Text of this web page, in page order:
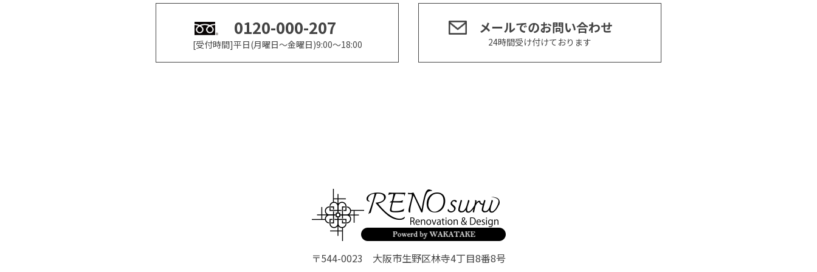
0120-000-207
[受付時間]平日(月曜日～金曜日)9:00～18:00
メールでのお問い合わせ
24時間受け付けております
〒544-0023 大阪市生野区林寺4丁目8番8号